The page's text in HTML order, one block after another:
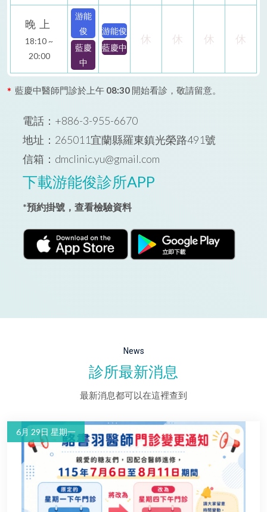
晚上
18:10 ~
20:00
游能
俊
藍慶
中
游能俊
藍慶中
休 休 休 休
* 藍慶中醫師門診於上午 08:30 開始看診，敬請留意。
電話 ： +886-3-955-6670
地址 ： 265011宜蘭縣羅東鎮光榮路491號
信箱 ： dmclinic.yu@gmail.com
下載游能俊診所APP
*預約掛號，查看檢驗資料
News
診所最新消息
最新消息都可以在這裡查到
6月 29日 星期一